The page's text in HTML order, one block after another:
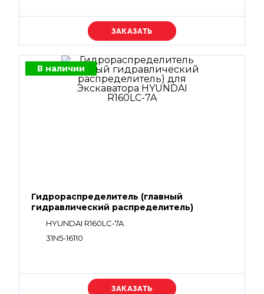
Уточняйте цену
В наличии
Гидрораспределитель (главный
гидравлический распределитель)
HYUNDAI R160LC-7A
31N5-16110
Уточняйте цену